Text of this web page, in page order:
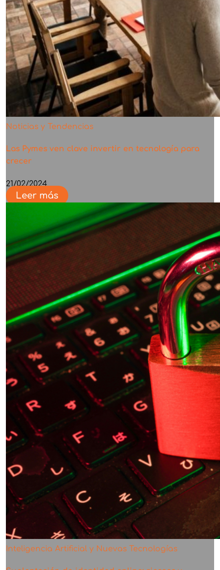
Noticias y Tendencias
Las Pymes ven clave invertir en tecnología para
crecer
21/02/2024
Leer más
Inteligencia Artificial y Nuevas Tecnologías